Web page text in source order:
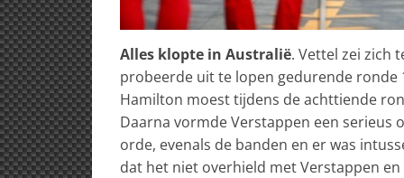
Alles klopte in Australië. Vettel zei zich
probeerde uit te lopen gedurende ronde
Hamilton moest tijdens de achttiende
Daarna vormde Verstappen een serieus
orde, evenals de banden en er was
dat het niet overhield met Verstappen